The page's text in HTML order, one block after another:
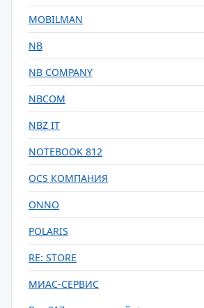
MOBILMAN
NB
NB COMPANY
NBCOM
NBZ IT
NOTEBOOK 812
OCS КОМПАНИЯ
ONNO
POLARIS
RE: STORE
МИАС-СЕРВИС